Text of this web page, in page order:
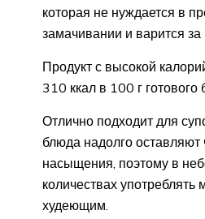
которая не нуждается в
замачивании и варится за
Продукт с высокой
310 ккал в 100 г готового
Отлично подходит для
блюда надолго оставляют
насыщения, поэтому в
количествах
худеющим.